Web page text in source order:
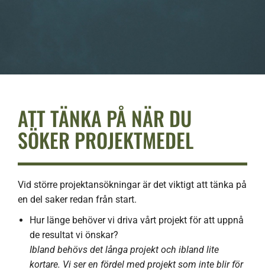
ATT TÄNKA PÅ NÄR DU
SÖKER PROJEKTMEDEL
Vid större projektansökningar är det viktigt att tänka på
en del saker redan från start.
Hur länge behöver vi driva vårt projekt för att uppnå
de resultat vi önskar?
Ibland behövs det långa projekt och ibland lite
kortare. Vi ser en fördel med projekt som inte blir för